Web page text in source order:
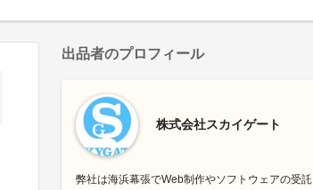
出品者のプロフィール
株式会社スカイゲート
弊社は海浜幕張でWeb制作やソフトウェアの受託